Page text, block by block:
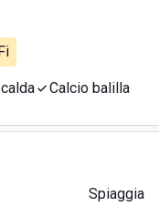
Calcio balilla
Spiaggia